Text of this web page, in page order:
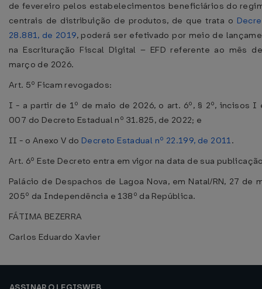
de fevereiro pelos estabelecimentos beneficiários do
centrais de distribuição de produtos, de que trata o
28.881, de 2019, poderá ser efetivado por meio de
na Escrituração Fiscal Digital – EFD referente ao mês
março de 2026.
Art. 5º Ficam revogados:
I - a partir de 1º de maio de 2026, o art. 6º, § 2º, incisos
007 do Decreto Estadual nº 31.825, de 2022; e
II - o Anexo V do Decreto Estadual nº 22.199, de 2011.
Art. 6º Este Decreto entra em vigor na data de sua
Palácio de Despachos de Lagoa Nova, em Natal/RN, 27 de
205º da Independência e 138º da República.
FÁTIMA BEZERRA
Carlos Eduardo Xavier